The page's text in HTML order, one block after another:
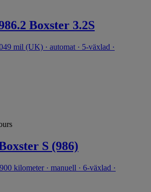
Boxster 3.2S
mil (UK) · automat · 5-växlad ·
S (986)
kilometer · manuell · 6-växlad ·